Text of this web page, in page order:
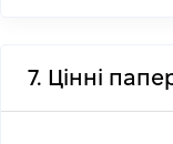
7. Цінні